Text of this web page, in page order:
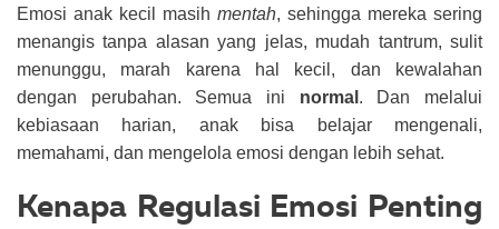
Emosi anak kecil masih mentah, sehingga mereka sering
menangis tanpa alasan yang jelas, mudah tantrum, sulit
menunggu, marah karena hal kecil, dan kewalahan
dengan perubahan. Semua ini normal . Dan melalui
kebiasaan harian, anak bisa belajar mengenali,
memahami, dan mengelola emosi dengan lebih sehat.
Kenapa Regulasi Emosi Penting